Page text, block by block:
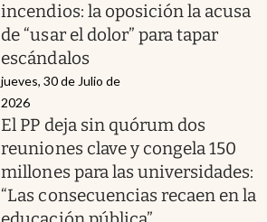
incendios: la oposición la acusa
de “usar el dolor” para tapar
escándalos
jueves, 30 de Julio de
2026
El PP deja sin quórum dos
reuniones clave y congela 150
millones para las universidades:
“Las consecuencias recaen en la